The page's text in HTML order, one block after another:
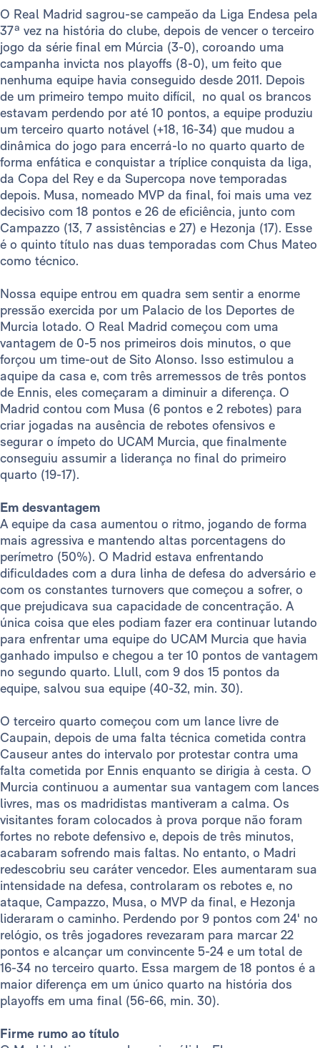
O Real Madrid sagrou-se campeão da Liga Endesa pela
37ª vez na história do clube, depois de vencer o terceiro
jogo da série final em Múrcia (3-0), coroando uma
campanha invicta nos playoffs (8-0), um feito que
nenhuma equipe havia conseguido desde 2011. Depois
de um primeiro tempo muito difícil, no qual os brancos
estavam perdendo por até 10 pontos, a equipe produziu
um terceiro quarto notável (+18, 16-34) que mudou a
dinâmica do jogo para encerrá-lo no quarto quarto de
forma enfática e conquistar a tríplice conquista da liga,
da Copa del Rey e da Supercopa nove temporadas
depois. Musa, nomeado MVP da final, foi mais uma vez
decisivo com 18 pontos e 26 de eficiência, junto com
Campazzo (13, 7 assistências e 27) e Hezonja (17). Esse
é o quinto título nas duas temporadas com Chus Mateo
como técnico.
Nossa equipe entrou em quadra sem sentir a enorme
pressão exercida por um Palacio de los Deportes de
Murcia lotado. O Real Madrid começou com uma
vantagem de 0-5 nos primeiros dois minutos, o que
forçou um time-out de Sito Alonso. Isso estimulou a
aquipe da casa e, com três arremessos de três pontos
de Ennis, eles começaram a diminuir a diferença. O
Madrid contou com Musa (6 pontos e 2 rebotes) para
criar jogadas na ausência de rebotes ofensivos e
segurar o ímpeto do UCAM Murcia, que finalmente
conseguiu assumir a liderança no final do primeiro
quarto (19-17).
Em desvantagem
A equipe da casa aumentou o ritmo, jogando de forma
mais agressiva e mantendo altas porcentagens do
perímetro (50%). O Madrid estava enfrentando
dificuldades com a dura linha de defesa do adversário e
com os constantes turnovers que começou a sofrer, o
que prejudicava sua capacidade de concentração. A
única coisa que eles podiam fazer era continuar lutando
para enfrentar uma equipe do UCAM Murcia que havia
ganhado impulso e chegou a ter 10 pontos de vantagem
no segundo quarto. Llull, com 9 dos 15 pontos da
equipe, salvou sua equipe (40-32, min. 30).
O terceiro quarto começou com um lance livre de
Caupain, depois de uma falta técnica cometida contra
Causeur antes do intervalo por protestar contra uma
falta cometida por Ennis enquanto se dirigia à cesta. O
Murcia continuou a aumentar sua vantagem com lances
livres, mas os madridistas mantiveram a calma. Os
visitantes foram colocados à prova porque não foram
fortes no rebote defensivo e, depois de três minutos,
acabaram sofrendo mais faltas. No entanto, o Madri
redescobriu seu caráter vencedor. Eles aumentaram sua
intensidade na defesa, controlaram os rebotes e, no
ataque, Campazzo, Musa, o MVP da final, e Hezonja
lideraram o caminho. Perdendo por 9 pontos com 24' no
relógio, os três jogadores revezaram para marcar 22
pontos e alcançar um convincente 5-24 e um total de
16-34 no terceiro quarto. Essa margem de 18 pontos é a
maior diferença em um único quarto na história dos
playoffs em uma final (56-66, min. 30).
Firme rumo ao título